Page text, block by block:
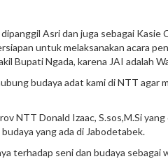
Asri dan juga sebagai
untuk melaksanakan acara
Bupati Ngada, karena JAI adalah
budaya adat kami di NTT agar
NTT Donald Izaac, S.sos,M.Si
yang ada di Jabodetabek.
seni dan budaya